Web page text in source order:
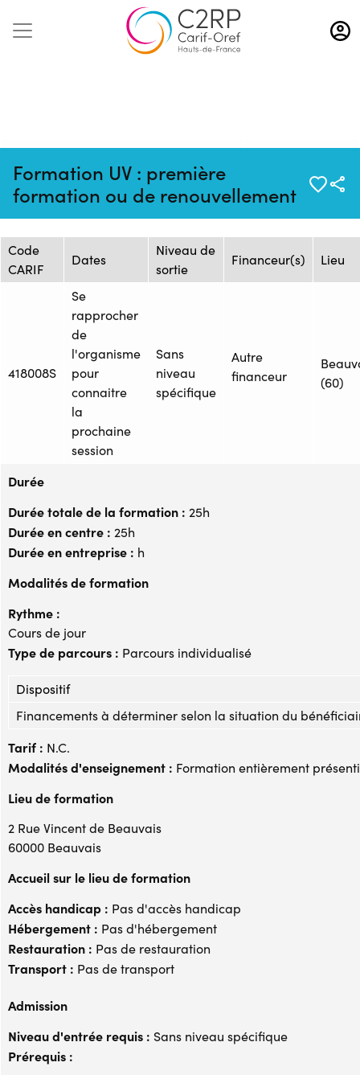
Aller
au
contenu
Formation UV : première
formation ou de renouvellement
Mise à jour :
08/09/2025
Formation :
1293864
Source : GRETA
Session de formation
Code
CARIF
Dates
Niveau de
sortie
Financeur(s) Lieu
418008S
Se
rapprocher
de
l'organisme
pour
connaitre
la
prochaine
session
Sans
niveau
spécifique
Autre
financeur
(60)
Durée
Durée totale de la formation : 25h
Durée en centre : 25h
Durée en entreprise : h
Modalités de formation
Rythme :
Cours de jour
Type de parcours : Parcours individualisé
Dispositif
Financements à déterminer selon la situation du
Tarif : N.C.
Modalités d'enseignement : Formation entièrement
Lieu de formation
2 Rue Vincent de Beauvais
60000 Beauvais
Accueil sur le lieu de formation
Accès handicap : Pas d'accès handicap
Hébergement : Pas d'hébergement
Restauration : Pas de restauration
Transport : Pas de transport
Admission
Niveau d'entrée requis : Sans niveau spécifique
Prérequis :